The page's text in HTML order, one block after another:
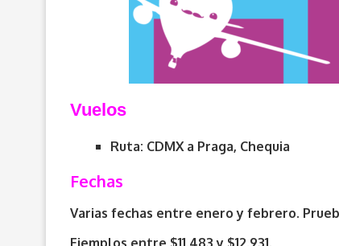
Vuelos
Ruta: CDMX a Praga, Chequia
Fechas
Varias fechas entre enero y febrero.
Ejemplos entre $11,483 y $12,931.